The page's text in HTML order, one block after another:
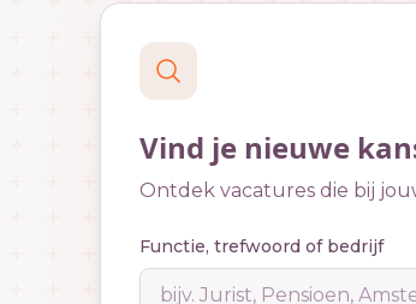
Vind je nieuwe
Ontdek vacatures die bij
Functie, trefwoord of bedrijf